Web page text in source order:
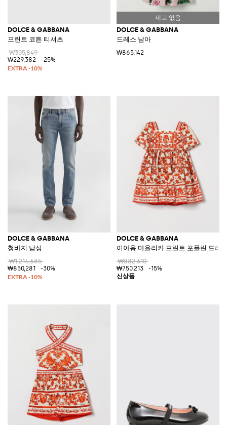
DOLCE & GABBANA
프린트 코튼 티셔츠
₩305,849
₩229,382
-25%
DOLCE & GABBANA
드레스 남아
₩865,142
DOLCE & GABBANA
청바지 남성
₩1,214,685
₩850,281
-30%
DOLCE & GABBANA
여아용 마욜리카 프린트 포플린 드레
₩882,610
₩750,213
-15%